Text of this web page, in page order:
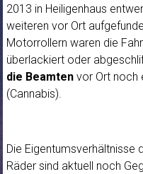
2013 in Heiligenhaus
weiteren vor Ort
Motorrollern waren die
überlackiert oder
die Beamtenvor Ort noch
(Cannabis).
Die Eigentumsverhältnisse
Räder sind aktuell noch